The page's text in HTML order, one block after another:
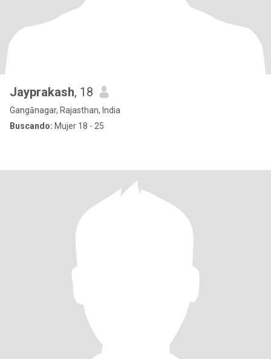
Jayprakash, 18
Gangānagar, Rajasthan, India
Buscando: Mujer 18 - 25